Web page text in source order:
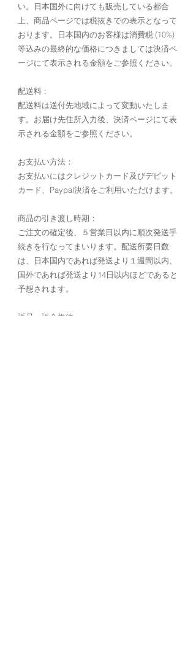
い。 日本国外に向けても販売している都合
上、商品ページでは税抜きでの表示となって
おります。日本国内のお客様は消費税 (10%)
等込みの最終的な価格につきましては決済ペ
ージにて表示される金額をご参照ください。
配送料 :
配送料は送付先地域によって変動いたしま
す。お届け先住所入力後、決済ページにて表
示される金額をご参照ください。
お支払い方法：
お支払いにはクレジットカード及びデビット
カード、Paypal決済をご利用いただけます。
商品の引き渡し時期：
ご注文の確定後、５営業日以内に順次発送手
続きを行なってまいります。配送所要日数
は、日本国内であれば発送より１週間以内、
国外であれば発送より14日以内ほどであると
予想されます。
返品・返金規約：